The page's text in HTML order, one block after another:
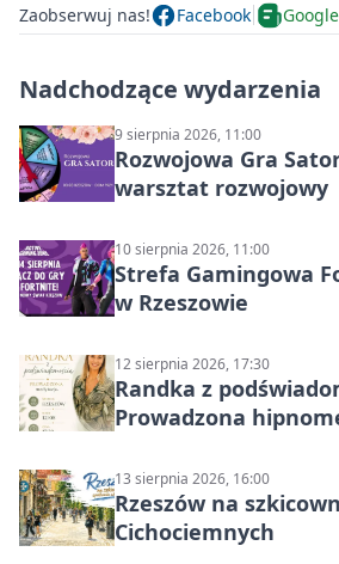
Zaobserwuj nas! Facebook
Nadchodzące wydarzenia
9 sierpnia 2026, 11:00
Rozwojowa Gra
warsztat rozwojowy
10 sierpnia 2026, 11:00
Strefa Gamingowa
w Rzeszowie
12 sierpnia 2026, 17:30
Randka z
Prowadzona
13 sierpnia 2026, 16:00
Rzeszów na
Cichociemnych